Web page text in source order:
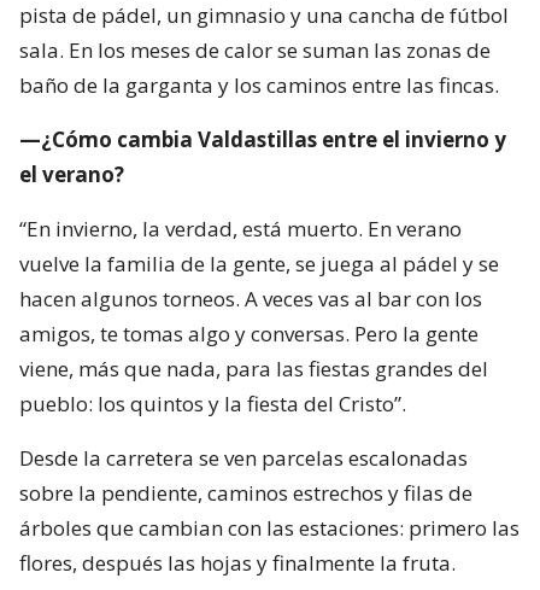
pista de pádel, un gimnasio y una cancha de fútbol
sala. En los meses de calor se suman las zonas de
baño de la garganta y los caminos entre las fincas.
—¿Cómo cambia Valdastillas entre el invierno y
el verano?
“En invierno, la verdad, está muerto. En verano
vuelve la familia de la gente, se juega al pádel y se
hacen algunos torneos. A veces vas al bar con los
amigos, te tomas algo y conversas. Pero la gente
viene, más que nada, para las fiestas grandes del
pueblo: los quintos y la fiesta del Cristo”.
Desde la carretera se ven parcelas escalonadas
sobre la pendiente, caminos estrechos y filas de
árboles que cambian con las estaciones: primero las
flores, después las hojas y finalmente la fruta.